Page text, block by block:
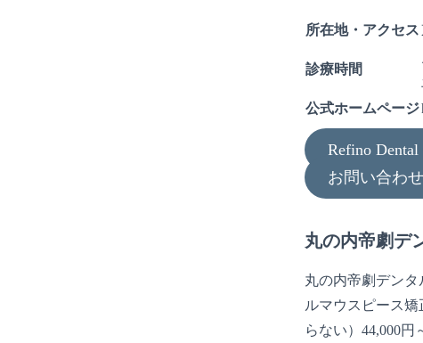
所在地・アクセス
診療時間
公式ホームページ
Refino
お問い合わ
丸の内帝劇デ
丸の内帝劇デン
ルマウスピース
らない）44,000